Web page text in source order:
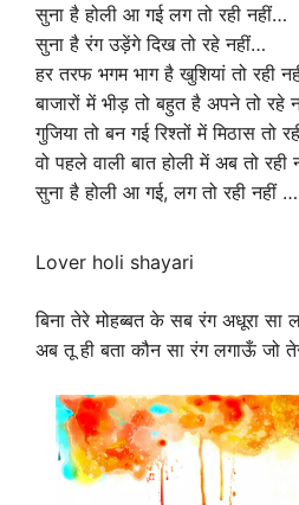
सुना है होली आ गई लग तो रही नहीं…
सुना है रंग उड़ेंगे दिख तो रहे नहीं…
हर तरफ भगम भाग है खुशियां तो रही
बाजारों में भीड़ तो बहुत है अपने तो रहे
गुजिया तो बन गई रिश्तों में मिठास तो
वो पहले वाली बात होली में अब तो रही
सुना है होली आ गई, लग तो रही नहीं …
Lover holi shayari
बिना तेरे मोहब्बत के सब रंग अधूरा सा
अब तू ही बता कौन सा रंग लगाऊँ जो